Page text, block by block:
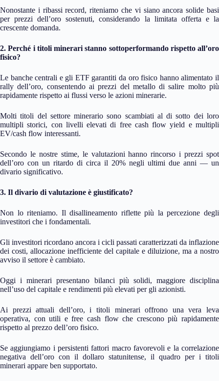
Nonostante i ribassi record, riteniamo che vi siano ancora solide basi
per prezzi dell’oro sostenuti, considerando la limitata offerta e la
crescente domanda.
2. Perché i titoli minerari stanno sottoperformando rispetto all’oro
fisico?
Le banche centrali e gli ETF garantiti da oro fisico hanno alimentato il
rally dell’oro, consentendo ai prezzi del metallo di salire molto più
rapidamente rispetto ai flussi verso le azioni minerarie.
Molti titoli del settore minerario sono scambiati al di sotto dei loro
multipli storici, con livelli elevati di free cash flow yield e multipli
EV/cash flow interessanti.
Secondo le nostre stime, le valutazioni hanno rincorso i prezzi spot
dell’oro con un ritardo di circa il 20% negli ultimi due anni — un
divario significativo.
3. Il divario di valutazione è giustificato?
Non lo riteniamo. Il disallineamento riflette più la percezione degli
investitori che i fondamentali.
Gli investitori ricordano ancora i cicli passati caratterizzati da inflazione
dei costi, allocazione inefficiente del capitale e diluizione, ma a nostro
avviso il settore è cambiato.
Oggi i minerari presentano bilanci più solidi, maggiore disciplina
nell’uso del capitale e rendimenti più elevati per gli azionisti.
Ai prezzi attuali dell’oro, i titoli minerari offrono una vera leva
operativa, con utili e free cash flow che crescono più rapidamente
rispetto al prezzo dell’oro fisico.
Se aggiungiamo i persistenti fattori macro favorevoli e la correlazione
negativa dell’oro con il dollaro statunitense, il quadro per i titoli
minerari appare ben supportato.